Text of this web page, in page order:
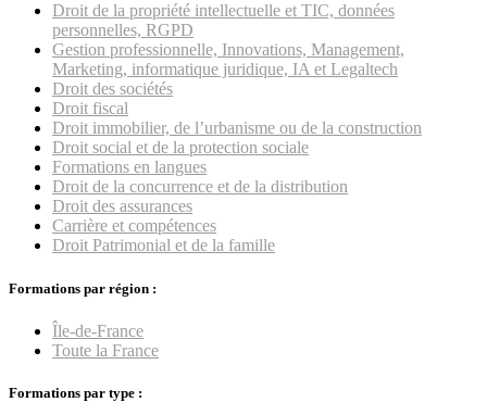
Droit de la propriété intellectuelle et TIC, données
personnelles, RGPD
Gestion professionnelle, Innovations, Management,
Marketing, informatique juridique, IA et Legaltech
Droit des sociétés
Droit fiscal
Droit immobilier, de l’urbanisme ou de la construction
Droit social et de la protection sociale
Formations en langues
Droit de la concurrence et de la distribution
Droit des assurances
Carrière et compétences
Droit Patrimonial et de la famille
Formations par région :
Île-de-France
Toute la France
Formations par type :